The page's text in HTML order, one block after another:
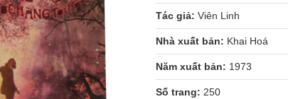
Tác giả: Viên Linh
Nhà xuất bản: Khai Hoá
Năm xuất bản: 1973
Số trang: 250